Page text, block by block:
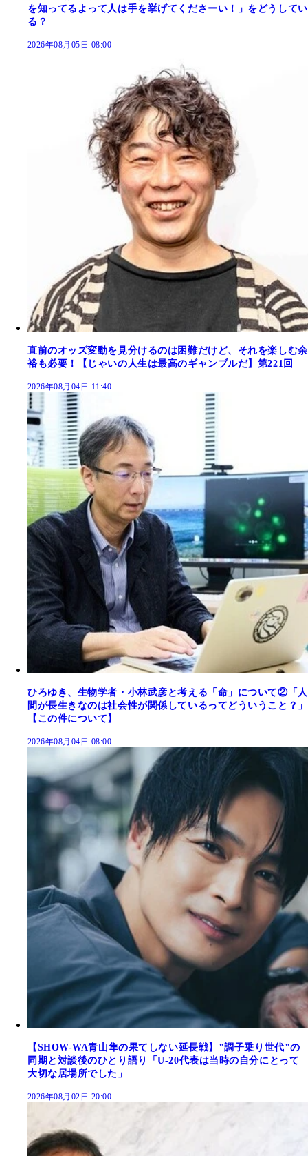
を知ってるよって人は手を挙げてくださーい！」をどうしてい
る？
2026年08月05日 08:00
直前のオッズ変動を見分けるのは困難だけど、それを楽しむ余
裕も必要！【じゃいの人生は最高のギャンブルだ】第221回
2026年08月04日 11:40
ひろゆき、生物学者・小林武彦と考える「命」について②「人
間が長生きなのは社会性が関係しているってどういうこと？」
【この件について】
2026年08月04日 08:00
【SHOW-WA青山隼の果てしない延長戦】"調子乗り世代"の
同期と対談後のひとり語り「U-20代表は当時の自分にとって
大切な居場所でした」
2026年08月02日 20:00